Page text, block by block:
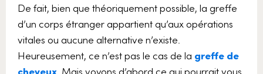
De fait, bien que théoriquement possible, la greffe
d’un corps étranger appartient qu’aux opérations
vitales ou aucune alternative n’existe.
Heureusement, ce n’est pas le cas de la greffe de
cheveux. Mais voyons d’abord ce qui pourrait vous